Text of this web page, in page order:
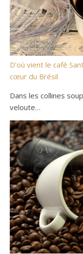
D’où vient le café
cœur du Brésil
Dans les collines
veloute…